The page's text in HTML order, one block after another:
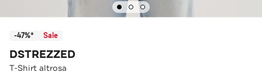
-47%* Sale
DSTREZZED
T-Shirt altrosa